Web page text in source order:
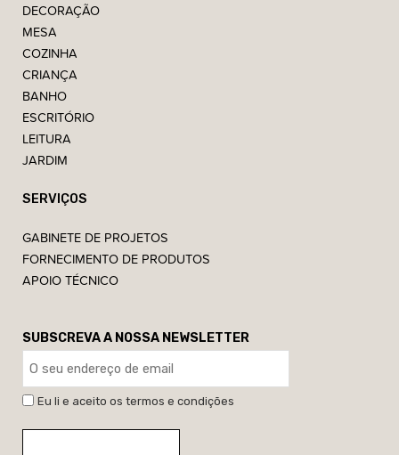
DECORAÇÃO
MESA
COZINHA
CRIANÇA
BANHO
ESCRITÓRIO
LEITURA
JARDIM
SERVIÇOS
GABINETE DE PROJETOS
FORNECIMENTO DE PRODUTOS
APOIO TÉCNICO
SUBSCREVA A NOSSA NEWSLETTER
Eu li e aceito os termos e condições